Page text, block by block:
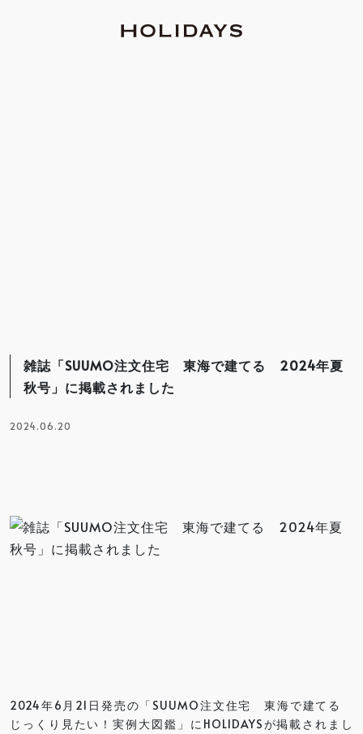
雑誌「SUUMO注文住宅 東海で建てる 2024年夏
秋号」に掲載されました
2024.06.20
2024年6月21日発売の「SUUMO注文住宅 東海で建てる
じっくり見たい！実例大図鑑」にHOLIDAYSが掲載されまし